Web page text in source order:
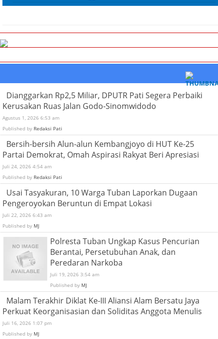
Dianggarkan Rp2,5 Miliar, DPUTR Pati Segera Perbaiki
Kerusakan Ruas Jalan Godo-Sinomwidodo
Agustus 1, 2026 6:53 am
Published by Redaksi Pati
Bersih-bersih Alun-alun Kembangjoyo di HUT Ke-25
Partai Demokrat, Omah Aspirasi Rakyat Beri Apresiasi
Juli 24, 2026 4:54 am
Published by Redaksi Pati
Usai Tasyakuran, 10 Warga Tuban Laporkan Dugaan
Pengeroyokan Beruntun di Empat Lokasi
Juli 22, 2026 6:43 am
Published by MJ
Polresta Tuban Ungkap Kasus Pencurian
Berantai, Persetubuhan Anak, dan
Peredaran Narkoba
Juli 19, 2026 3:54 am
Published by MJ
Malam Terakhir Diklat Ke-III Aliansi Alam Bersatu Jaya
Perkuat Keorganisasian dan Soliditas Anggota Menulis
Juli 16, 2026 1:07 pm
Published by MJ